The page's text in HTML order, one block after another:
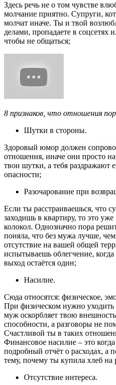
Здесь речь не о том чувстве
молчание приятно. Супруги,
молчат иначе. Ты и твой
делами, пропадаете в соцсетях
чтобы не общаться;
8 признаков, что отношения
Шутки в стороны.
Здоровый юмор должен
отношения, иначе они просто
твои шутки, а тебя раздражают
опасности;
Разочарование при
Если ты расстраиваешься, что
заходишь в квартиру, то это
колокол. Однозначно пора
поняла, что без мужа лучше,
отсутствие на вашей общей
испытываешь облегчение,
выход остаётся один;
Насилие.
Сюда относятся: физическое,
При физическом нужно уходить
муж оскорбляет твою
способности, а разговоры не
Счастливой ты в таких
Финансовое насилие – это
подробный отчёт о расходах, а
тему, почему ты купила хлеб на
Отсутствие интереса.